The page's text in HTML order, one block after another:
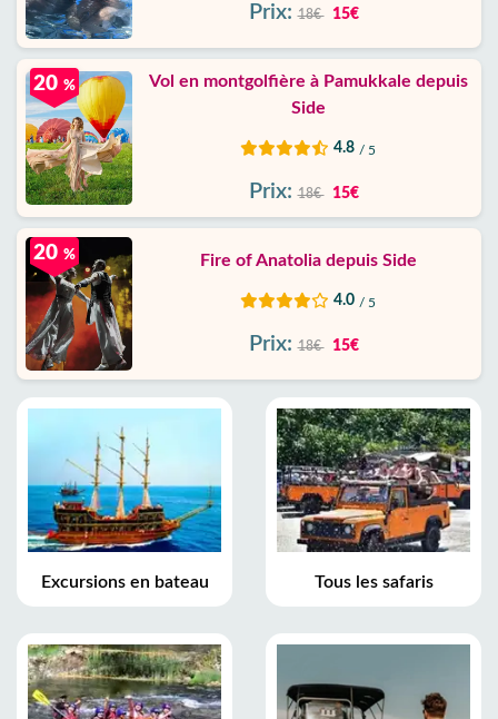
Prix: 18€ 15€
Vol en montgolfière à Pamukkale depuis
Side
4.8 / 5
20 %
Prix: 18€ 15€
Fire of Anatolia depuis Side
4.0 / 5
20 %
Prix: 18€ 15€
Excursions en bateau Tous les safaris